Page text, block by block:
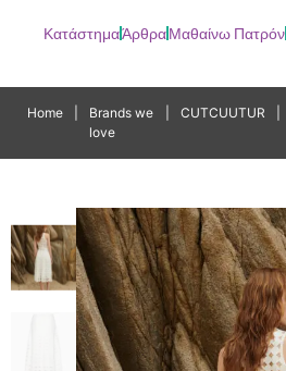
ΚατάστημαΆρθραΜαθαίνω Πατρόν
Home
Brands we
love
CUTCUUTUR